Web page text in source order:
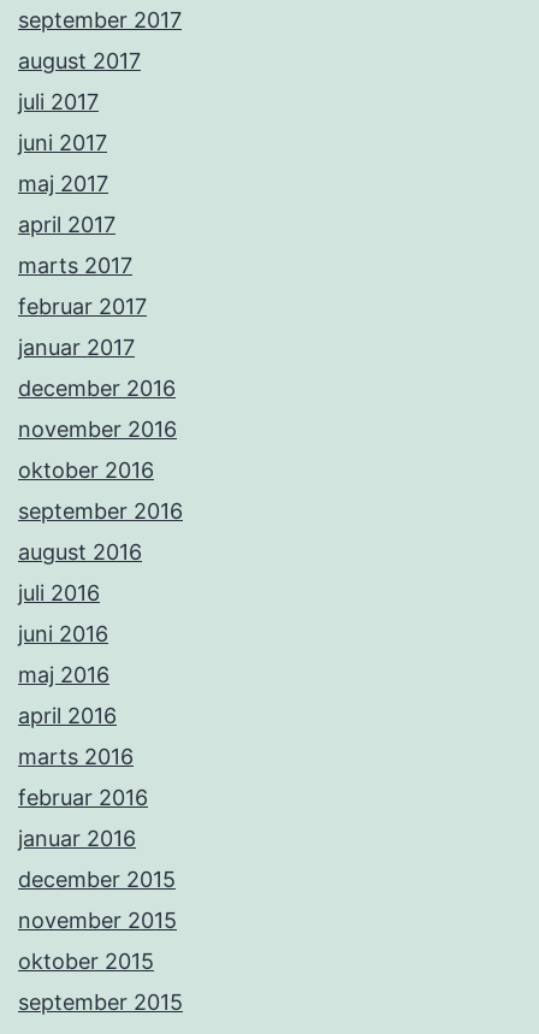
september 2017
august 2017
juli 2017
juni 2017
maj 2017
april 2017
marts 2017
februar 2017
januar 2017
december 2016
november 2016
oktober 2016
september 2016
august 2016
juli 2016
juni 2016
maj 2016
april 2016
marts 2016
februar 2016
januar 2016
december 2015
november 2015
oktober 2015
september 2015